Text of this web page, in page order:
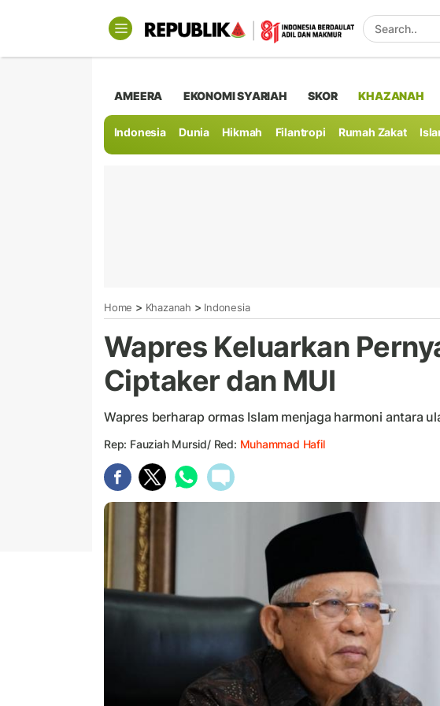
AMEERA EKONOMI SYARIAH SKOR KHAZANAH
Indonesia Dunia Hikmah Filantropi Rumah Zakat
Home > Khazanah > Indonesia
Wapres Keluarkan
Ciptaker dan MUI
Wapres berharap ormas Islam menjaga harmoni antara
Rep: Fauziah Mursid/ Red: Muhammad Hafil